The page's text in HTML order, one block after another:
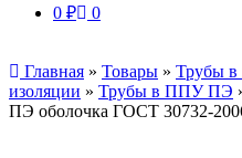
0 ₽ 0
Главная » Товары » Трубы в
изоляции » Трубы в ППУ ПЭ
ПЭ оболочка ГОСТ 30732-